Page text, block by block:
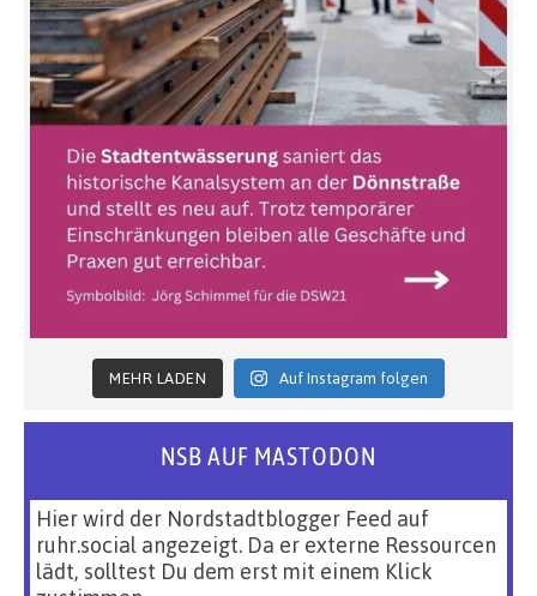
MEHR LADEN Auf Instagram folgen
NSB AUF MASTODON
Hier wird der Nordstadtblogger Feed auf
ruhr.social angezeigt. Da er externe Ressourcen
lädt, solltest Du dem erst mit einem Klick